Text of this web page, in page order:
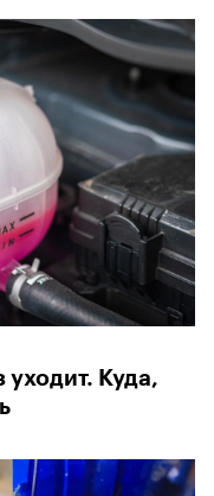
уходит. Куда,